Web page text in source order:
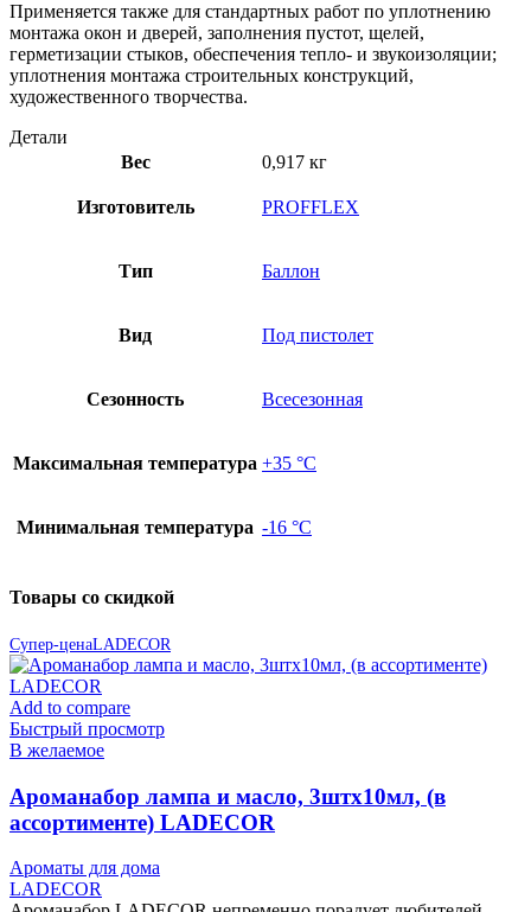
Применяется также для стандартных работ по уплотнению
монтажа окон и дверей, заполнения пустот, щелей,
герметизации стыков, обеспечения тепло- и звукоизоляции;
уплотнения монтажа строительных конструкций,
художественного творчества.
Детали
Вес
0,917 кг
Изготовитель PROFFLEX
Тип Баллон
Вид Под пистолет
Сезонность Всесезонная
Максимальная температура +35 °С
Минимальная температура -16 °С
Товары со скидкой
Супер-ценаLADECOR
Add to compare
Быстрый просмотр
В желаемое
Ароманабор лампа и масло, 3штx10мл, (в
ассортименте) LADECOR
Ароматы для дома
LADECOR